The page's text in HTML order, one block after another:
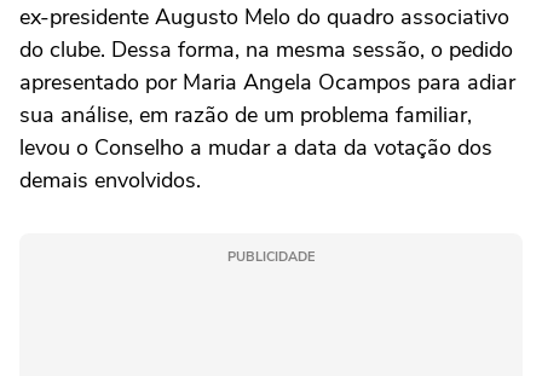
ex-presidente Augusto Melo do quadro associativo
do clube. Dessa forma, na mesma sessão, o pedido
apresentado por Maria Angela Ocampos para adiar
sua análise, em razão de um problema familiar,
levou o Conselho a mudar a data da votação dos
demais envolvidos.
PUBLICIDADE